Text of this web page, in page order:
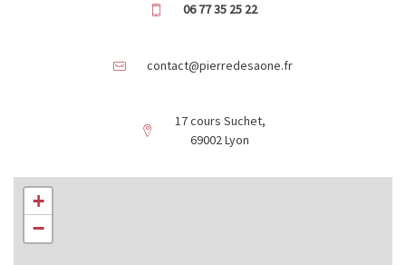
06 77 35 25 22
contact@pierredesaone.fr
17 cours Suchet,
69002 Lyon
+
−